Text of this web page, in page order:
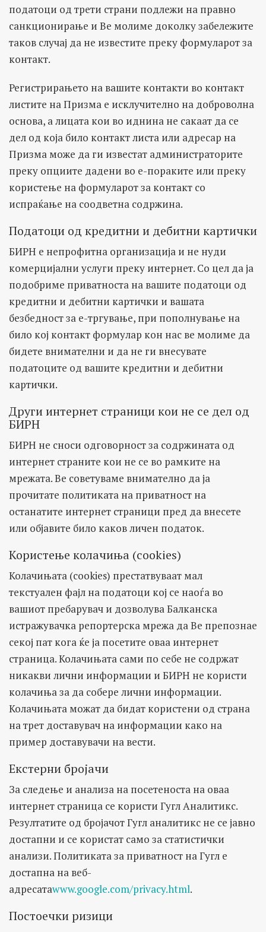
податоци од трети страни подлежи на правно
санкционирање и Ве молиме доколку забележите
таков случај да не известите преку формуларот за
контакт.
Регистрирањето на вашите контакти во контакт
листите на Призма е исклучително на доброволна
основа, а лицата кои во иднина не сакаат да се
дел од која било контакт листа или адресар на
Призма може да ги известат администраторите
преку опциите дадени во е-пораките или преку
користење на формуларот за контакт со
испраќање на соодветна содржина.
Податоци од кредитни и дебитни картички
БИРН е непрофитна организација и не нуди
комерцијални услуги преку интернет. Со цел да ја
подобриме приватноста на вашите податоци од
кредитни и дебитни картички и вашата
безбедност за е-тргување, при пополнување на
било кој контакт формулар кон нас ве молиме да
бидете внимателни и да не ги внесувате
податоците од вашите кредитни и дебитни
картички.
Други интернет страници кои не се дел од
БИРН
БИРН не сноси одговорност за содржината од
интернет страните кои не се во рамките на
мрежата. Ве советуваме внимателно да ја
прочитате политиката на приватност на
останатите интернет страници пред да внесете
или објавите било каков личен податок.
Користење колачиња (cookies)
Колачињата (cookies) престатвуваат мал
текстуален фајл на податоци кој се наоѓа во
вашиот пребарувач и дозволува Балканска
истражувачка репортерска мрежа да Ве препознае
секој пат кога ќе ја посетите оваа интернет
страница. Колачињата сами по себе не содржат
никакви лични информации и БИРН не користи
колачиња за да собере лични информации.
Колачињата можат да бидат користени од страна
на трет доставувач на информации како на
пример доставувачи на вести.
Екстерни бројачи
За следење и анализа на посетеноста на оваа
интернет страница се користи Гугл Аналитикс.
Резултатите од бројачот Гугл аналитикс не се јавно
достапни и се користат само за статистички
анализи. Политиката за приватност на Гугл е
достапна на веб-
адресатаwww.google.com/privacy.html.
Постоечки ризици